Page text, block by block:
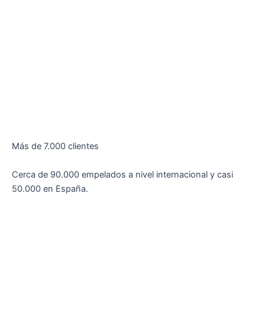
Más de 7.000 clientes
Cerca de 90.000 empelados a nivel internacional y casi
50.000 en España.